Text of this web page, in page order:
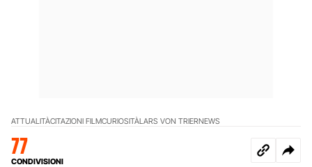
ATTUALITÀCITAZIONI FILMCURIOSITÀLARS VON TRIERNEWS
77
CONDIVISIONI